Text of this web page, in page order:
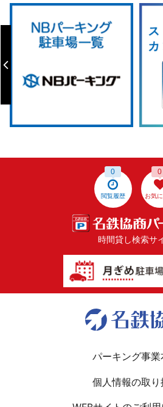
閲覧履歴
0
お気
0
時間貸し検索サ
パーキング事業
個人情報の取り